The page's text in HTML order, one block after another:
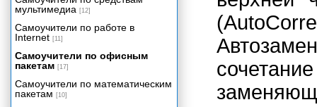
Связывание строк меню,
панелей инструментов и
контекстных меню с формами и
отчетами
Изменение меню и панелей
инструментов с помощью VBA
Интеграция Access 2002 с
другими компонентами Office
мультимедиа [12]
Самоучители по работе в
Internet [11]
Самоучители по офисным
пакетам [17]
Самоучители по математическим
пакетам [10]